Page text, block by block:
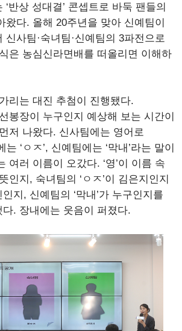
반상 성대결’ 콘셉트로 바둑 팬들의
왔다. 올해 20주년을 맞아 신예팀이
신사팀·숙녀팀·신예팀의 3파전으로
은 농심신라면배를 떠올리면 이해하
리는 대진 추첨이 진행됐다.
봉장이 누구인지 예상해 보는 시간이
저 나왔다. 신사팀에는 영어로
는 ‘ㅇㅈ’, 신예팀에는 ‘막내’라는 말이
여러 이름이 오갔다. ‘영’이 이름 속
인지, 숙녀팀의 ‘ㅇㅈ’이 김은지인지
지, 신예팀의 ‘막내’가 누구인지를
. 장내에는 웃음이 퍼졌다.